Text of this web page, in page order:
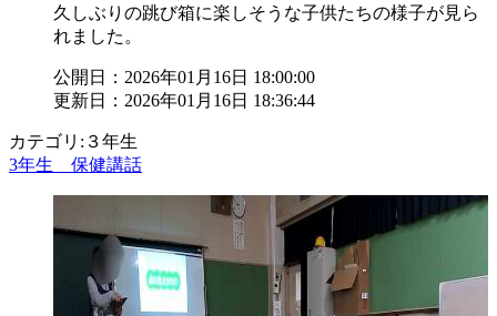
久しぶりの跳び箱に楽しそうな子供たちの様子が見ら
れました。
公開日：2026年01月16日 18:00:00
更新日：2026年01月16日 18:36:44
カテゴリ:３年生
3年生 保健講話